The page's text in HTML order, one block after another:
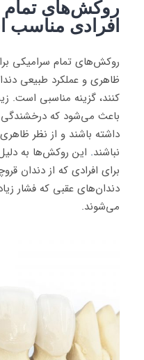
روکش‌های تمام
افرادی
روکش‌های تمام سرامیکی
ظاهری و عملکرد طبیعی
کنند، گزینه مناسبی است.
باعث می‌شود که درخشندگی
داشته باشند و از نظر
نباشند. این روکش‌ها به
برای افرادی که از دندان
دندان‌های عقبی که فشار
می‌شوند.